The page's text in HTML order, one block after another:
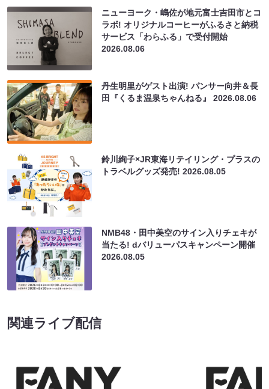
ニューヨーク・嶋佐が地元富士吉田市とコ
ラボ! オリジナルコーヒーがふるさと納税
サービス「わらふる」で受付開始
2026.08.06
丹生明里がゲスト出演! パンサー向井＆長
田『くるま温泉ちゃんねる』2026.08.06
鈴川絢子×JR東海リテイリング・プラスの
トラベルグッズ発売!2026.08.05
NMB48・田中美空のサイン入りチェキが
当たる! dバリューパスキャンペーン開催
2026.08.05
関連ライブ配信